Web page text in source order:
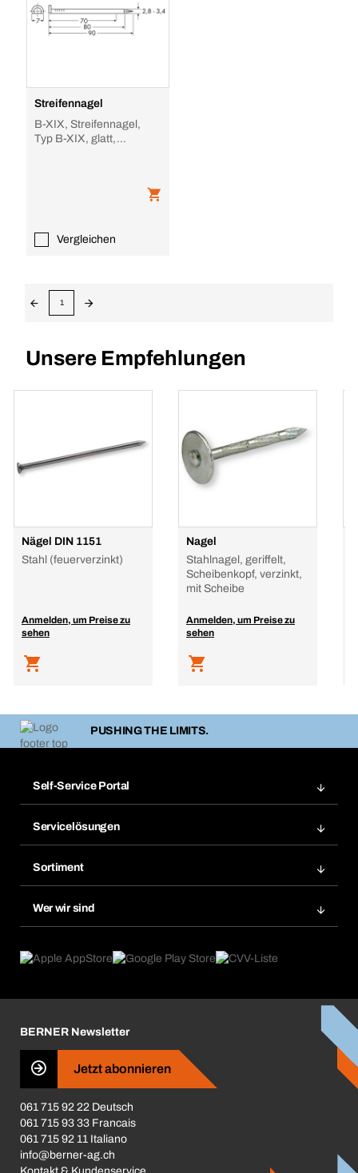
Streifennagel
B-XIX, Streifennagel,
Typ B-XIX, glatt,
Vergleichen
1
Unsere Empfehlungen
Nägel DIN 1151
Stahl (feuerverzinkt)
Anmelden, um Preise zu
sehen
Nagel
Stahlnagel, geriffelt,
Scheibenkopf, verzinkt,
mit Scheibe
Anmelden, um Preise zu
sehen
PUSHING THE LIMITS.
Self-Service Portal
Merklisten
Nachbestellung
Dauerauftrag
Servicelösungen
Gefahrenstoffdatenbank
eProcurement
Produktfinder
Sortiment
Wer wir sind
Was uns antreibt
Business Conduct
BERNER Newsletter
Jetzt abonnieren
061 715 92 22 Deutsch
061 715 93 33 Francais
061 715 92 11 Italiano
info@berner-ag.ch